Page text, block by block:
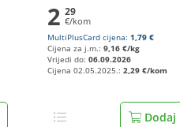
2 29
€/kom
MultiPlusCard cijena: 1,79 €
Cijena za j.m.: 9,16 €/kg
Vrijedi do: 06.09.2026
Cijena 02.05.2025.: 2,29 €/kom
Dodaj